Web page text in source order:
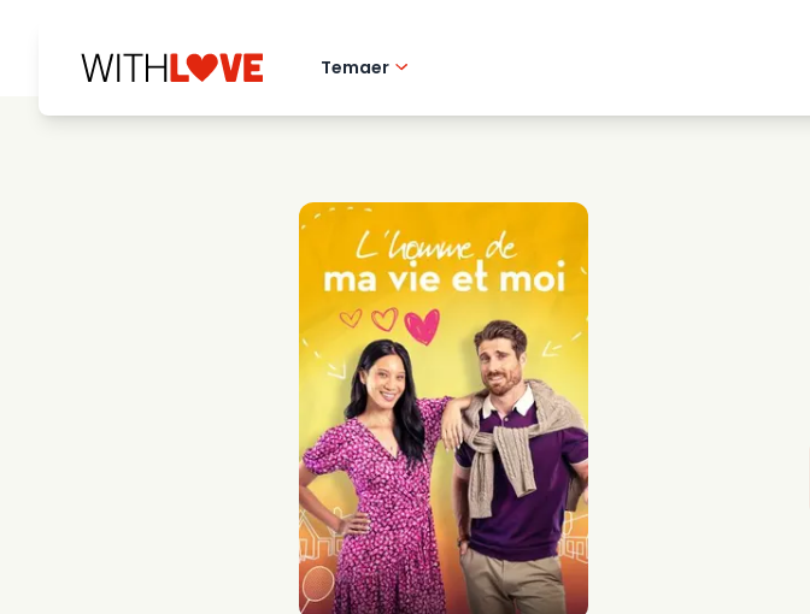
Temaer
Mysterier